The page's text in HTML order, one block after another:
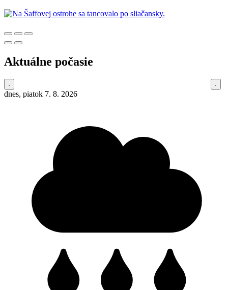
Aktuálne počasie
dnes, piatok 7. 8. 2026